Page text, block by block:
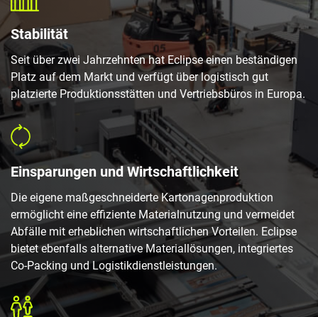
Stabilität
Seit über zwei Jahrzehnten hat Eclipse einen beständigen
Platz auf dem Markt und verfügt über logistisch gut
platzierte Produktionsstätten und Vertriebsbüros in Europa.
Einsparungen und Wirtschaftlichkeit
Die eigene maßgeschneiderte Kartonagenproduktion
ermöglicht eine effiziente Materialnutzung und vermeidet
Abfälle mit erheblichen wirtschaftlichen Vorteilen. Eclipse
bietet ebenfalls alternative Materiallösungen, integriertes
Co-Packing und Logistikdienstleistungen.